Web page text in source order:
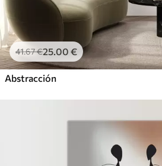
41.67€25.00 €
Abstracción